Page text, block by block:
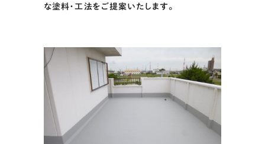
な塗料・工法をご提案いたします。